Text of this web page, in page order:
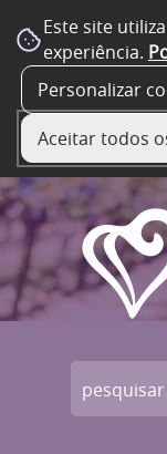
Este site
experiência.
Personalizar
Aceitar todos